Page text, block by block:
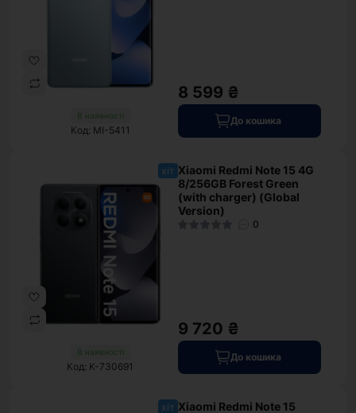
В наявності
Код: MI-5411
8 599 ₴
До кошика
хіт
В наявності
Код: K-730691
Xiaomi Redmi Note 15 4G
8/256GB Forest Green
(with charger) (Global
Version)
0
9 720 ₴
До кошика
хіт Xiaomi Redmi Note 15